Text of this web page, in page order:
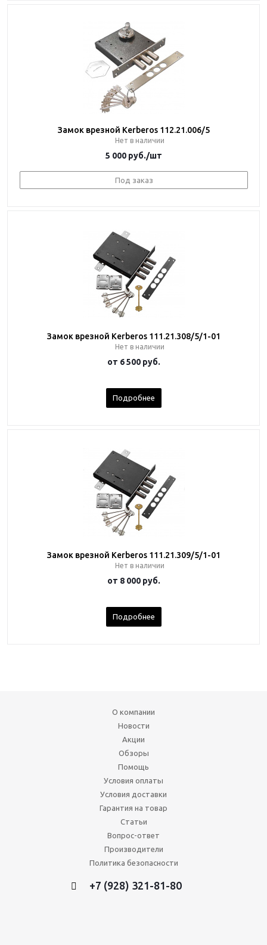
Замок врезной Kerberos 112.21.006/5
Нет в наличии
5 000 руб./шт
Под заказ
Замок врезной Kerberos 111.21.308/5/1-01
Нет в наличии
от 6 500 руб.
Подробнее
Замок врезной Kerberos 111.21.309/5/1-01
Нет в наличии
от 8 000 руб.
Подробнее
О компании
Новости
Акции
Обзоры
Помощь
Условия оплаты
Условия доставки
Гарантия на товар
Статьи
Вопрос-ответ
Производители
Политика безопасности
+7 (928) 321-81-80